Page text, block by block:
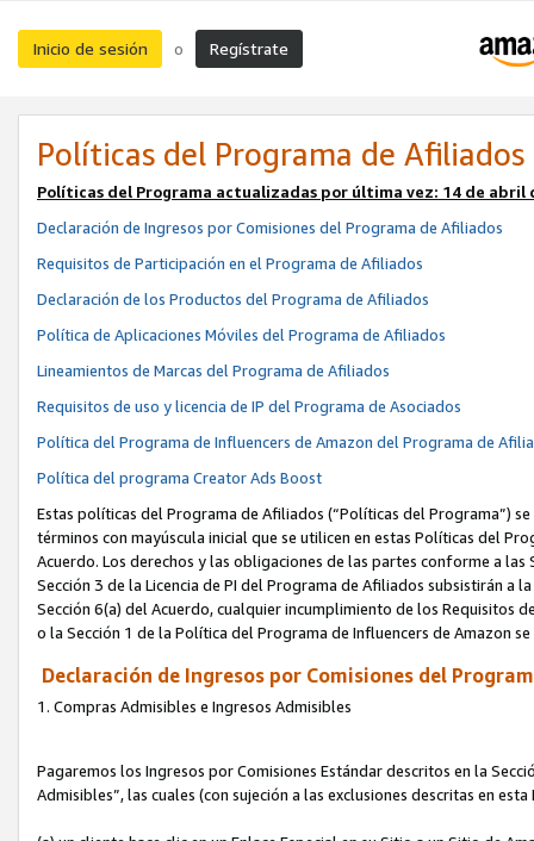
Inicio de sesión o Regístrate
Políticas del Programa de Afiliados
Políticas del Programa actualizadas por última vez: 14 de abril
Declaración de Ingresos por Comisiones del Programa de Afiliados
Requisitos de Participación en el Programa de Afiliados
Declaración de los Productos del Programa de Afiliados
Política de Aplicaciones Móviles del Programa de Afiliados
Lineamientos de Marcas del Programa de Afiliados
Requisitos de uso y licencia de IP del Programa de Asociados
Política del Programa de Influencers de Amazon del Programa de
Política del programa Creator Ads Boost
Estas políticas del Programa de Afiliados (“Políticas del Programa”)
términos con mayúscula inicial que se utilicen en estas Políticas del
Acuerdo. Los derechos y las obligaciones de las partes conforme a
Sección 3 de la Licencia de PI del Programa de Afiliados subsistirán
Sección 6(a) del Acuerdo, cualquier incumplimiento de los Requisitos
o la Sección 1 de la Política del Programa de Influencers de Amazon
Declaración de Ingresos por Comisiones del
1. Compras Admisibles e Ingresos Admisibles
Pagaremos los Ingresos por Comisiones Estándar descritos en la
Admisibles”, las cuales (con sujeción a las exclusiones descritas en